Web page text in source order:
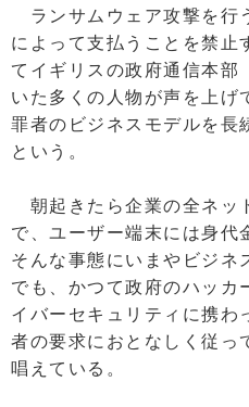
ランサムウェア攻撃を行
によって支払うことを禁止
てイギリスの政府通信本部
いた多くの人物が声を上げ
罪者のビジネスモデルを長
という。
朝起きたら企業の全ネッ
で、ユーザー端末には身代
そんな事態にいまやビジネ
でも、かつて政府のハッカ
イバーセキュリティに携わ
者の要求におとなしく従っ
唱えている。